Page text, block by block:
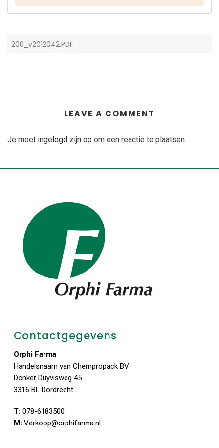
200_v2012042.PDF
LEAVE A COMMENT
Je moet ingelogd zijn op om een reactie te plaatsen.
Contactgegevens
Orphi Farma
Handelsnaam van Chempropack BV
Donker Duyvisweg 45
3316 BL Dordrecht
T: 078-6183500
M: Verkoop@orphifarma.nl